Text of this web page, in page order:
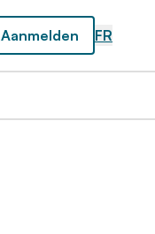
Aanmelden FR